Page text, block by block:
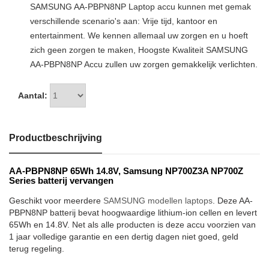
SAMSUNG AA-PBPN8NP Laptop accu kunnen met gemak
verschillende scenario's aan: Vrije tijd, kantoor en
entertainment. We kennen allemaal uw zorgen en u hoeft
zich geen zorgen te maken, Hoogste Kwaliteit SAMSUNG
AA-PBPN8NP Accu zullen uw zorgen gemakkelijk verlichten.
Aantal:
Productbeschrijving
AA-PBPN8NP 65Wh 14.8V, Samsung NP700Z3A NP700Z
Series batterij vervangen
Geschikt voor meerdere SAMSUNG modellen laptops . Deze AA-
PBPN8NP batterij bevat hoogwaardige lithium-ion cellen en levert
65Wh en 14.8V. Net als alle producten is deze accu voorzien van
1 jaar volledige garantie en een dertig dagen niet goed, geld
terug regeling.